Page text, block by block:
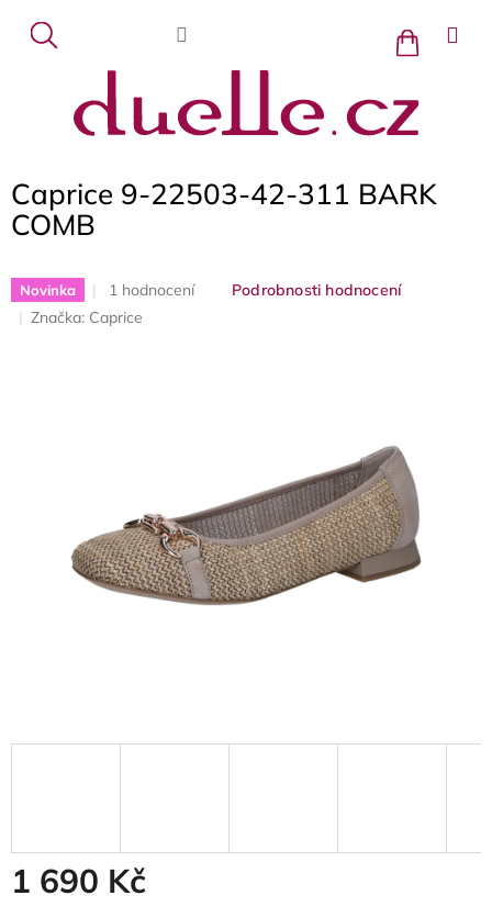
obsah
Nákupní
košík
Caprice 9-22503-42-311 BARK
COMB
Novinka
Průměrné
produktu
1 hodnocení
Podrobnosti hodnocení
Značka: Caprice
1 690 Kč